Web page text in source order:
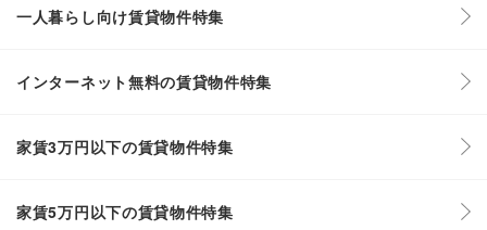
一人暮らし向け賃貸物件特集
インターネット無料の賃貸物件特集
家賃3万円以下の賃貸物件特集
家賃5万円以下の賃貸物件特集